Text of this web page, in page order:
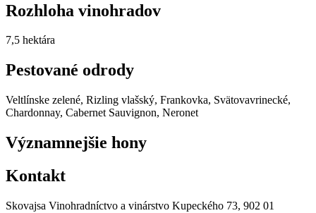
Rozhloha vinohradov
7,5 hektára
Pestované odrody
Veltlínske zelené, Rizling vlašský, Frankovka, Svätovavrinecké,
Chardonnay, Cabernet Sauvignon, Neronet
Významnejšie hony
Kontakt
Skovajsa Vinohradníctvo a vinárstvo Kupeckého 73, 902 01